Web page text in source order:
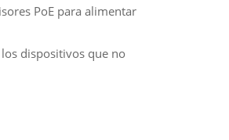
PoE para alimentar
dispositivos que no